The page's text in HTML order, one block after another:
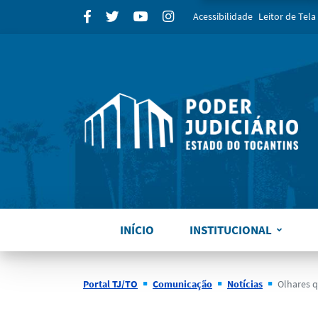
para
FacebookTwitter YoutubeInstagram
Acessibilidade Leitor de Tela
INÍCIO INSTITUCIONAL
Portal TJ/TO Comunicação Notícias Olhares que